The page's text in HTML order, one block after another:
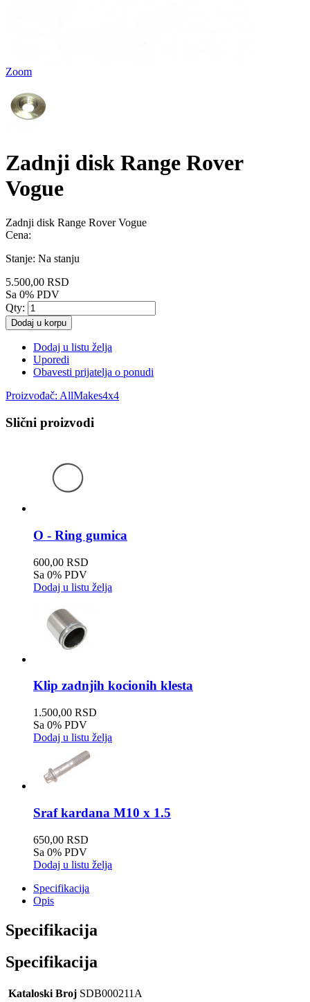
Zoom
Zadnji disk Range Rover
Vogue
Zadnji disk Range Rover Vogue
Cena:
Stanje: Na stanju
5.500,00 RSD
Sa 0% PDV
Qty:
Dodaj u korpu
Dodaj u listu želja
Uporedi
Obavesti prijatelja o ponudi
Proizvođač: AllMakes4x4
Slični proizvodi
O - Ring gumica
600,00 RSD
Sa 0% PDV
Dodaj u listu želja
Klip zadnjih kocionih klesta
1.500,00 RSD
Sa 0% PDV
Dodaj u listu želja
Sraf kardana M10 x 1.5
650,00 RSD
Sa 0% PDV
Dodaj u listu želja
Specifikacija
Opis
Specifikacija
Specifikacija
Kataloski Broj SDB000211A